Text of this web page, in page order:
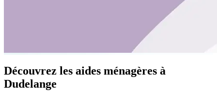
Découvrez les aides ménagères à
Dudelange